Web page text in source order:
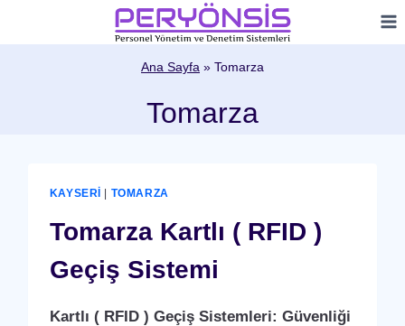
Ana Sayfa » Tomarza
Tomarza
KAYSERI | TOMARZA
Tomarza Kartlı ( RFID )
Geçiş Sistemi
Kartlı ( RFID ) Geçiş Sistemleri: Güvenliği